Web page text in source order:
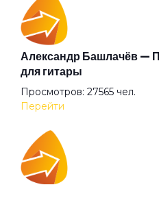
Апокриф
Аригато
Аристократ
Ария Казанского зверя
Александр Башлачёв —
для гитары
Просмотров: 27565 чел.
Перейти